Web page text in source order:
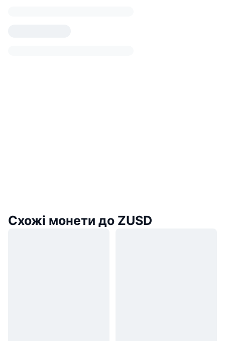
Схожі монети до ZUSD